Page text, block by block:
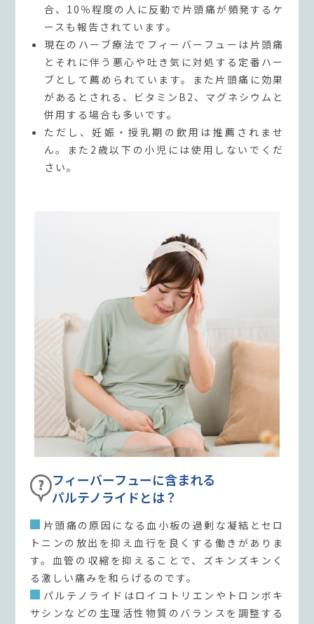
合、10％程度の人に反動で片頭痛が頻発するケ
ースも報告されています。
現在のハーブ療法でフィーバーフューは片頭痛
とそれに伴う悪心や吐き気に対処する定番ハー
ブとして薦められています。また片頭痛に効果
があるとされる、ビタミンB2、マグネシウムと
併用する場合も多いです。
ただし、妊娠・授乳期の飲用は推薦されませ
ん。また2歳以下の小児には使用しないでくだ
さい。
フィーバーフューに含まれる
パルテノライドとは？
片頭痛の原因になる血小板の過剰な凝結とセロ
トニンの放出を抑え血行を良くする働きがありま
す。血管の収縮を抑えることで、ズキンズキンく
る激しい痛みを和らげるのです。
パルテノライドはロイコトリエンやトロンボキ
サシンなどの生理活性物質のバランスを調整する